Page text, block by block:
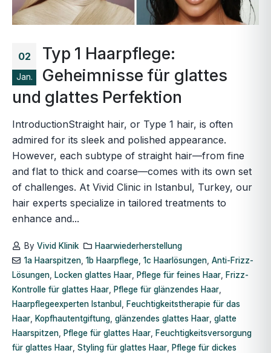
02
Jan.
Typ 1 Haarpflege:
Geheimnisse für glattes
und glattes Perfektion
IntroductionStraight hair, or Type 1 hair, is often
admired for its sleek and polished appearance.
However, each subtype of straight hair—from fine
and flat to thick and coarse—comes with its own set
of challenges. At Vivid Clinic in Istanbul, Turkey, our
hair experts specialize in tailored treatments to
enhance and...
By Vivid Klinik
Haarwiederherstellung
1a Haarspitzen, 1b Haarpflege, 1c Haarlösungen, Anti-Frizz-
Lösungen
Locken glattes Haar Pflege für feines Haar
Frizz-
Kontrolle für glattes Haar
Pflege für glänzendes Haar
Haarpflegeexperten Istanbul
Feuchtigkeitstherapie für das
Haar
Kopfhautentgiftung glänzendes glattes Haar glatte
Haarspitzen
Pflege für glattes Haar
Feuchtigkeitsversorgung
für glattes Haar Styling für glattes Haar
Pflege für dickes